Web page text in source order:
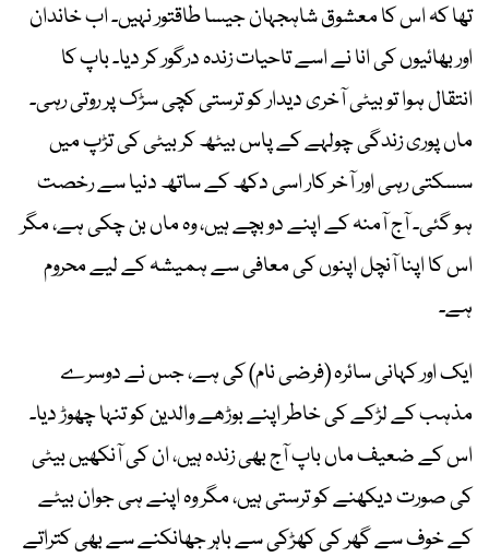
تھا کہ اس کا معشوق شاہجہان جیسا طاقتور نہیں۔ اب خاندان
اور بھائیوں کی انا نے اسے تاحیات زندہ درگور کر دیا۔ باپ کا
انتقال ہوا تو بیٹی آخری دیدار کو ترستی کچی سڑک پر روتی رہی۔
ماں پوری زندگی چولہے کے پاس بیٹھ کر بیٹی کی تڑپ میں
سسکتی رہی اور آخر کار اسی دکھ کے ساتھ دنیا سے رخصت
ہو گئی۔ آج آمنہ کے اپنے دو بچے ہیں، وہ ماں بن چکی ہے، مگر
اس کا اپنا آنچل اپنوں کی معافی سے ہمیشہ کے لیے محروم
ہے۔
ایک اور کہانی سائرہ (فرضی نام) کی ہے، جس نے دوسرے
مذہب کے لڑکے کی خاطر اپنے بوڑھے والدین کو تنہا چھوڑ دیا۔
اس کے ضعیف ماں باپ آج بھی زندہ ہیں، ان کی آنکھیں بیٹی
کی صورت دیکھنے کو ترستی ہیں، مگر وہ اپنے ہی جوان بیٹے
کے خوف سے گھر کی کھڑکی سے باہر جھانکنے سے بھی کتراتے